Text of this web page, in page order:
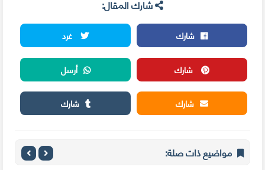
شارك المقال:
شارك
غرد
شارك
أرسل
شارك
شارك
مواضيع ذات صلة: